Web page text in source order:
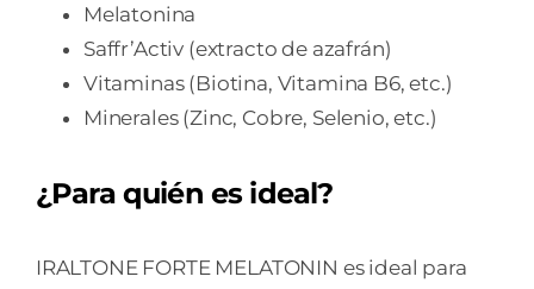
Melatonina
Saffr’Activ (extracto de azafrán)
Vitaminas (Biotina, Vitamina B6, etc.)
Minerales (Zinc, Cobre, Selenio, etc.)
¿Para quién es ideal?
IRALTONE FORTE MELATONIN es ideal para